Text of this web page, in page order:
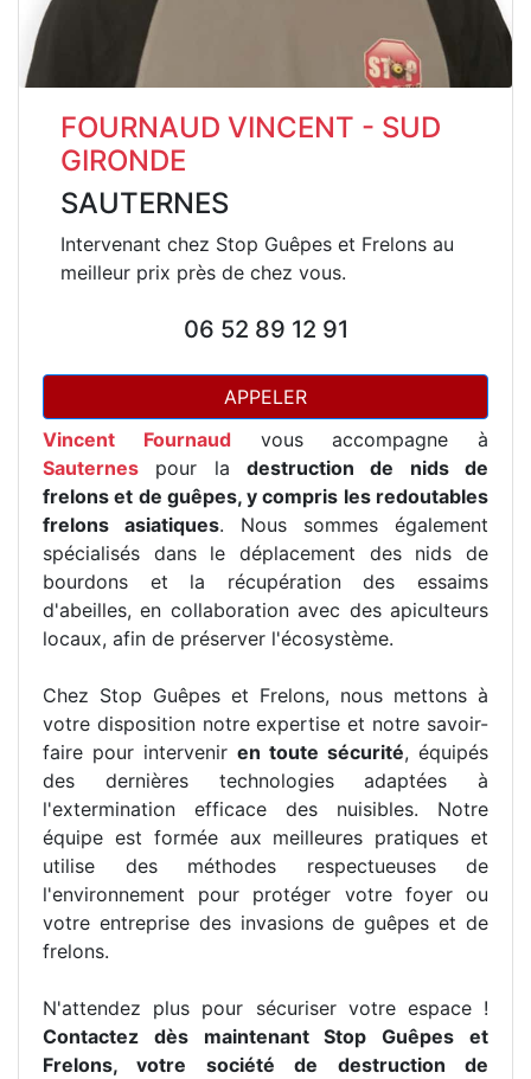
FOURNAUD VINCENT - SUD
GIRONDE
SAUTERNES
Intervenant chez Stop Guêpes et Frelons au
meilleur prix près de chez vous.
06 52 89 12 91
APPELER
Vincent Fournaudvous accompagne à
Sauternes pour la destruction de nids de
frelons et de guêpes, y compris les redoutables
frelons asiatiques. Nous sommes également
spécialisés dans le déplacement des nids de
bourdons et la récupération des essaims
d'abeilles, en collaboration avec des apiculteurs
locaux, afin de préserver l'écosystème.
Chez Stop Guêpes et Frelons, nous mettons à
votre disposition notre expertise et notre savoir-
faire pour intervenir en toute sécurité, équipés
des dernières technologies adaptées à
l'extermination efficace des nuisibles. Notre
équipe est formée aux meilleures pratiques et
utilise des méthodes respectueuses de
l'environnement pour protéger votre foyer ou
votre entreprise des invasions de guêpes et de
frelons.
N'attendez plus pour sécuriser votre espace !
Contactez dès maintenant Stop Guêpes et
Frelons, votre société de destruction de